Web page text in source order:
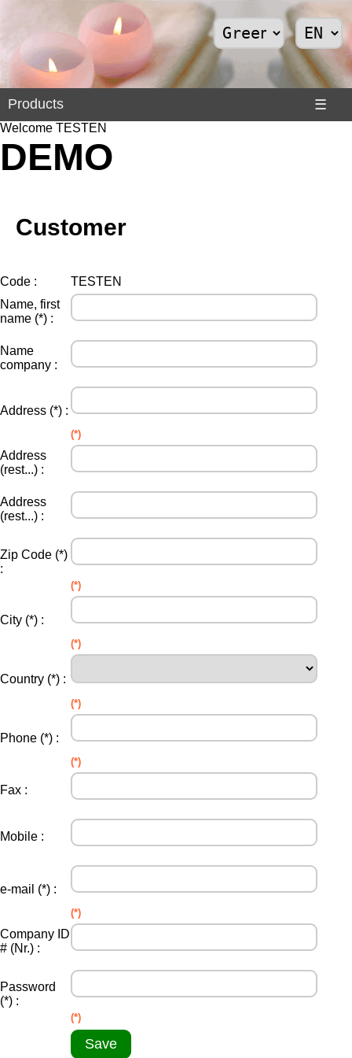
Products ☰
Welcome TESTEN
Products
Divers
>
Shoes
>
Panels
DEMO
Customer
Code :
TESTEN
Name, first
name (*) :
Name
company :
Address (*) :
(*)
Address
(rest...) :
Address
(rest...) :
Zip Code (*)
:
(*)
City (*) :
(*)
Country (*) :
(*)
Phone (*) :
(*)
Fax :
Mobile :
e-mail (*) :
(*)
Company ID
# (Nr.) :
Password
(*) :
(*)